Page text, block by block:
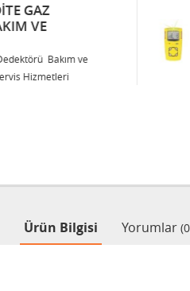
TÜRKAK AKREDITE GAZ
DEDEKTÖRÜ BAKIM VE
Türkak Akredite Gaz Dedektörü
Kalibrasyon Teknik Servis Hizmetleri
Ürün Bilgisi Yorumlar